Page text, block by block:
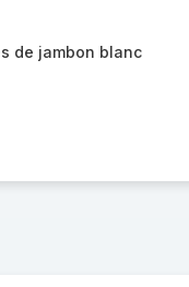
de jambon blanc